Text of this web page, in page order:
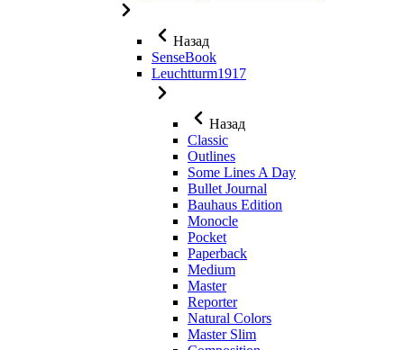
Назад
SenseBook
Leuchtturm1917
Назад
Classic
Outlines
Some Lines A Day
Bullet Journal
Bauhaus Edition
Monocle
Pocket
Paperback
Medium
Master
Reporter
Natural Colors
Master Slim